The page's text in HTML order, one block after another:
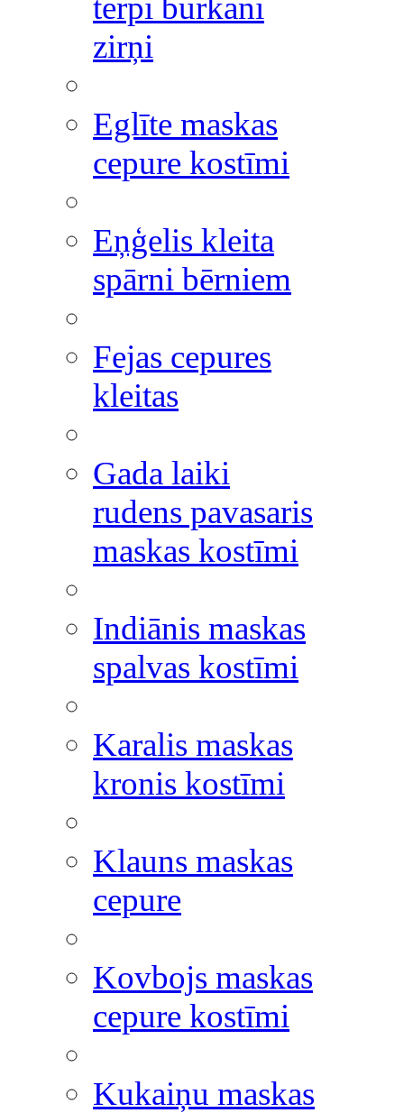
tērpi burkāni
zirņi
Eglīte maskas
cepure kostīmi
Eņģelis kleita
spārni bērniem
Fejas cepures
kleitas
Gada laiki
rudens pavasaris
maskas kostīmi
Indiānis maskas
spalvas kostīmi
Karalis maskas
kronis kostīmi
Klauns maskas
cepure
Kovbojs maskas
cepure kostīmi
Kukaiņu maskas